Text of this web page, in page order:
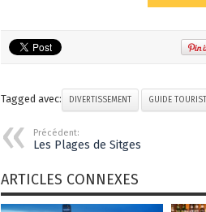
Tagged avec: DIVERTISSEMENT GUIDE
Précédent:
Les Plages de Sitges
ARTICLES CONNEXES